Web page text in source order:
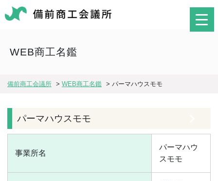
WEB商工名鑑
備前商工会議所 > WEB商工名鑑 > パーマハウスモモ
パーマハウスモモ
事業所名
パーマハウ
スモモ